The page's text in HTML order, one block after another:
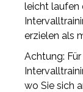
leicht laufen
erzielen als
Achtung:
wo Sie sich